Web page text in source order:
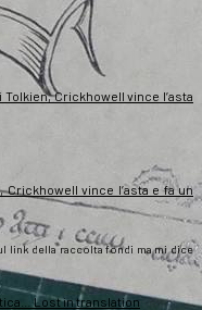
Crickhowell vince l’asta
Crickhowell vince l’asta e fa un
link della raccolta fondi ma mi dice
Lost in translation